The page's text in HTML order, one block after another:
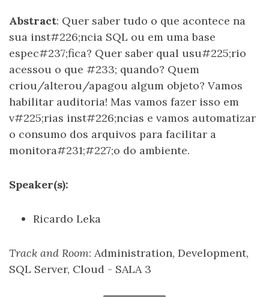
Abstract: Quer saber tudo o que acontece na
sua inst#226;ncia SQL ou em uma base
espec#237;fica? Quer saber qual usu#225;rio
acessou o que #233; quando? Quem
criou/alterou/apagou algum objeto? Vamos
habilitar auditoria! Mas vamos fazer isso em
v#225;rias inst#226;ncias e vamos automatizar
o consumo dos arquivos para facilitar a
monitora#231;#227;o do ambiente.
Speaker(s):
Ricardo Leka
Track and Room: Administration, Development,
SQL Server, Cloud - SALA 3